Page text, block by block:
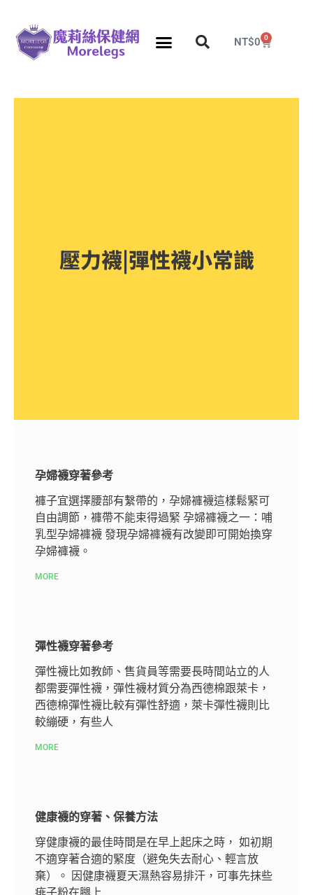
NT$0 0
壓力襪|彈性襪小常識
孕婦襪穿著參考
褲子宜選擇腰部有繫帶的，孕婦褲襪這樣鬆緊可
自由調節，褲帶不能束得過緊 孕婦褲襪之一：哺
乳型孕婦褲襪 發現孕婦褲襪有改變即可開始換穿
孕婦褲襪。
MORE
彈性襪穿著參考
彈性襪比如教師、售貨員等需要長時間站立的人
都需要彈性襪，彈性襪材質分為西德棉跟萊卡，
西德棉彈性襪比較有彈性舒適，萊卡彈性襪則比
較繃硬，有些人
MORE
健康襪的穿著、保養方法
穿健康襪的最佳時間是在早上起床之時， 如初期
不適穿著合適的緊度（避免失去耐心、輕言放
棄）。 因健康襪夏天濕熱容易排汗，可事先抹些